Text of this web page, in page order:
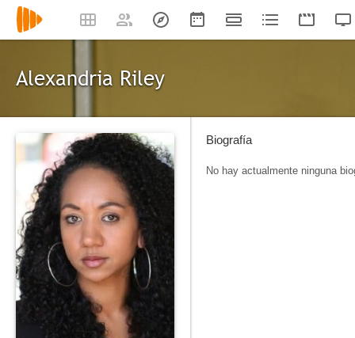
Alexandria Riley
Biografía
No hay actualmente ninguna